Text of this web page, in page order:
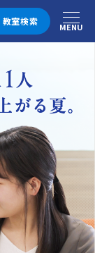
教室検索
メニュー
MENU
個別